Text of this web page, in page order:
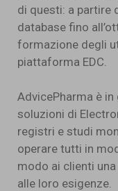
di questi: a partire
database fino
formazione degli
piattaforma EDC.
AdvicePharma è
soluzioni di
registri e studi
operare tutti in
modo ai clienti
alle loro esigenze.